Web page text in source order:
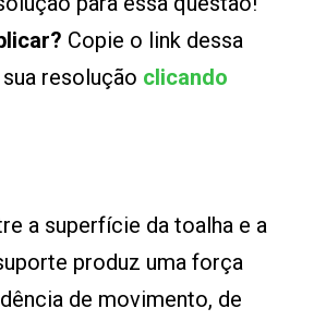
Copie o link dessa
resolução clicando
a superfície da toalha e a
produz uma força
de movimento, de